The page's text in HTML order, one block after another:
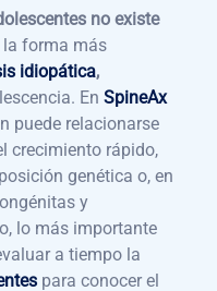
no existe
la forma más
idiopática,
En SpineAx
puede relacionarse
crecimiento rápido,
genética o, en
y
lo más importante
a tiempo la
para conocer el